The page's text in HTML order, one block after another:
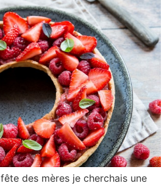
des mères je cherchais une